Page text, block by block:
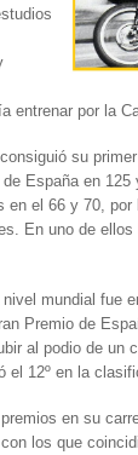
entrenar por la
su
España en
en el 66 y 70,
En uno de
mundial fue
Premio de
al podio de un
el 12º en la
en su
los que